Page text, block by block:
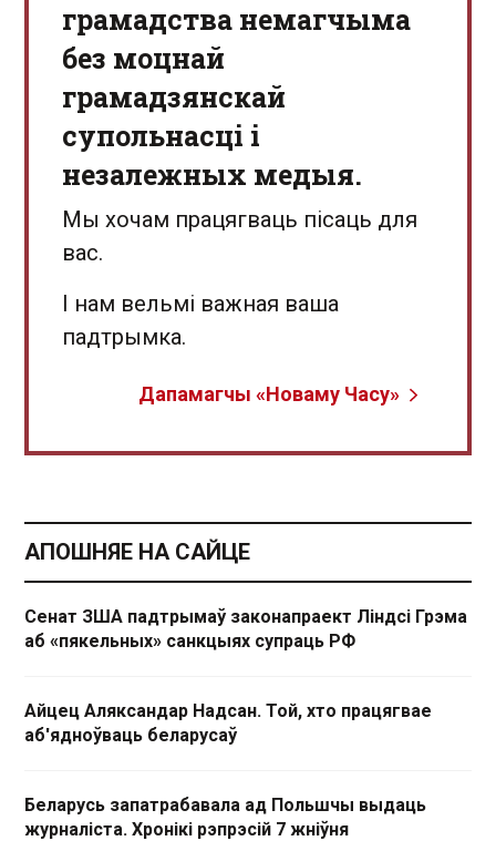
грамадства немагчыма
без моцнай
грамадзянскай
супольнасці і
незалежных медыя.
Мы хочам працягваць пісаць для
вас.
І нам вельмі важная ваша
падтрымка.
Дапамагчы «Новаму Часу»
АПОШНЯЕ НА САЙЦЕ
Сенат ЗША падтрымаў законапраект Ліндсі Грэма
аб «пякельных» санкцыях супраць РФ
Айцец Аляксандар Надсан. Той, хто працягвае
аб'ядноўваць беларусаў
Беларусь запатрабавала ад Польшчы выдаць
журналіста. Хронікі рэпрэсій 7 жніўня